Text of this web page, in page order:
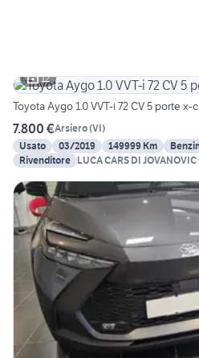
12
Toyota Aygo 1.0 VVT-i 72 CV 5 porte x-
7.800 €Arsiero(VI)
Usato
03/2019 149999 Km
Rivenditore LUCA CARS DI